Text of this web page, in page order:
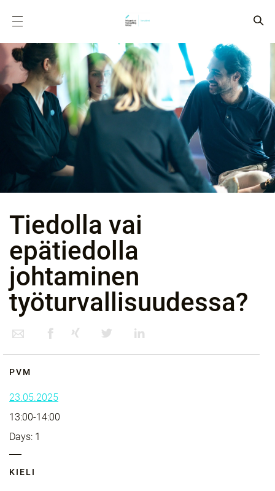
Tiedolla vai
epätiedolla
johtaminen
työturvallisuudessa?
PVM
23.05.2025
13:00-14:00
Days: 1
KIELI